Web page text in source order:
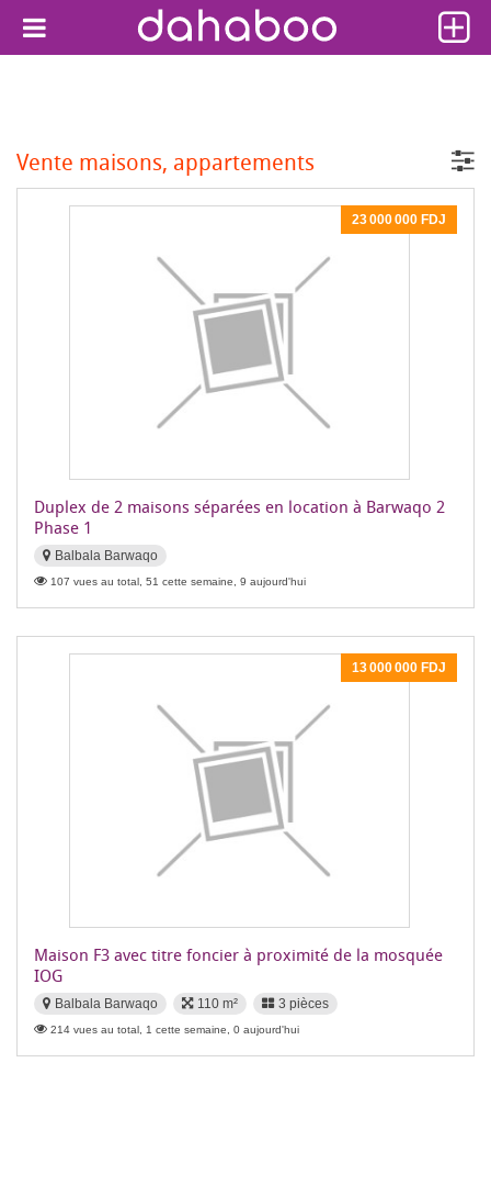
Vente maisons, appartements
23 000 000 FDJ
Duplex de 2 maisons séparées en location à Barwaqo 2
Phase 1
Balbala Barwaqo
107 vues au total, 51 cette semaine, 9 aujourd'hui
13 000 000 FDJ
Maison F3 avec titre foncier à proximité de la mosquée
IOG
Balbala Barwaqo 110 m² 3 pièces
214 vues au total, 1 cette semaine, 0 aujourd'hui